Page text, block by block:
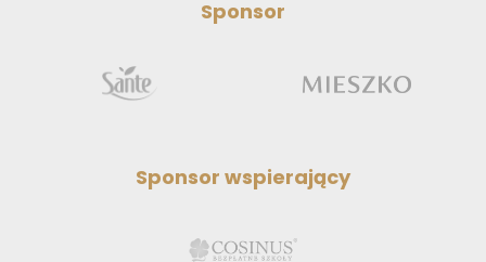
Sponsor
Sponsor wspierający